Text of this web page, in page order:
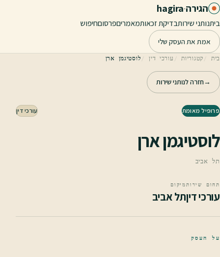
דלג לתוכן הראשי
הגירה·
hagira
ביתנותני שירותבדיקת זכאותמאמריםפרסוםחיפוש
אמת את העסק שלי
בית קטגוריות עורכי דין לוסטיגמן ארן
→חזרה לנותני שירות
פרופיל מאומת עורכי דין
לוסטיגמן ארן
תל אביב
תחום שירות
עורכי דין
מיקום
תל אביב
על העסק